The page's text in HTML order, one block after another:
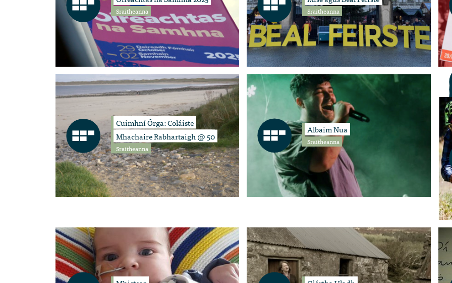
Sraitheanna Sraitheanna
Cuimhní Órga: Coláiste
Mhachaire Rabhartaigh @ 50
Sraitheanna
Albaim Nua
Sraitheanna